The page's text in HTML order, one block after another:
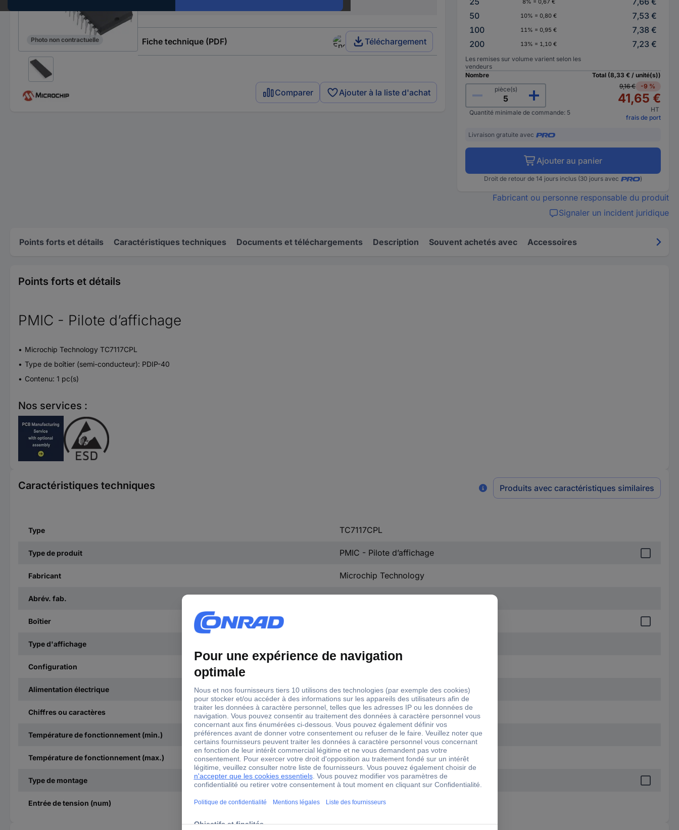
Photo non contractuelle Fiche technique (PDF) Téléchargement
Comparer Ajouter à la liste d'achat
8% = 0,67 €
50
10% = 0,80 €
7,53 €
100
11% = 0,95 €
7,38 €
200
13% = 1,10 € 7,23 €
Les remises sur volume varient selon les
vendeurs
Nombre
pièce(s)
Quantité minimale de commande: 5
Total (8,33 € / unité(s))
9,16 €
-9 %
41,65 €
HT
frais de port
Livraison gratuite avec
Ajouter au panier
Droit de retour de 14 jours inclus (30 jours avec )
Fabricant ou personne responsable du produit
Signaler un incident juridique
Points forts et détails Caractéristiques techniques Documents et téléchargements Description Souvent achetés avec Accessoires
Points forts et détails
PMIC - Pilote d’affichage
Microchip Technology TC7117CPL
Type de boîtier (semi-conducteur): PDIP-40
Contenu: 1 pc(s)
Nos services :
Caractéristiques techniques Produits avec caractéristiques similaires
Type TC7117CPL
Type de produit PMIC - Pilote d’affichage
Fabricant Microchip Technology
Abrév. fab.
Boîtier
Type d'affichage
Configuration
Alimentation électrique 800 µA
Chiffres ou caractères 3,5 chiffres A/N
Température de fonctionnement (min.) 0 °C
Température de fonctionnement (max.) +70 °C
Type de montage trou traversant
Entrée de tension (num) 5 V